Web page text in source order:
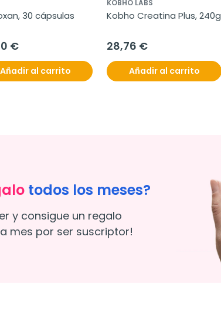
30 cápsulas
€
Añadir al carrito
KOBHO LABS
Kobho Creatina Plus, 240g
28,76 €
Añadir al carrito
todos los meses?
y consigue un regalo
mes por ser suscriptor!